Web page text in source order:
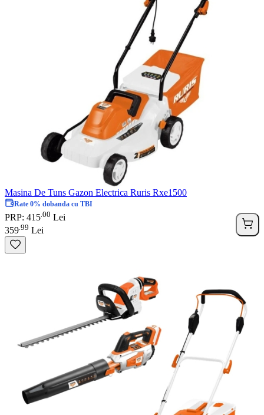
Masina De Tuns Gazon Electrica Ruris Rxe1500
Rate 0% dobanda cu TBI
PRP: 415 00 Lei
359 99 Lei